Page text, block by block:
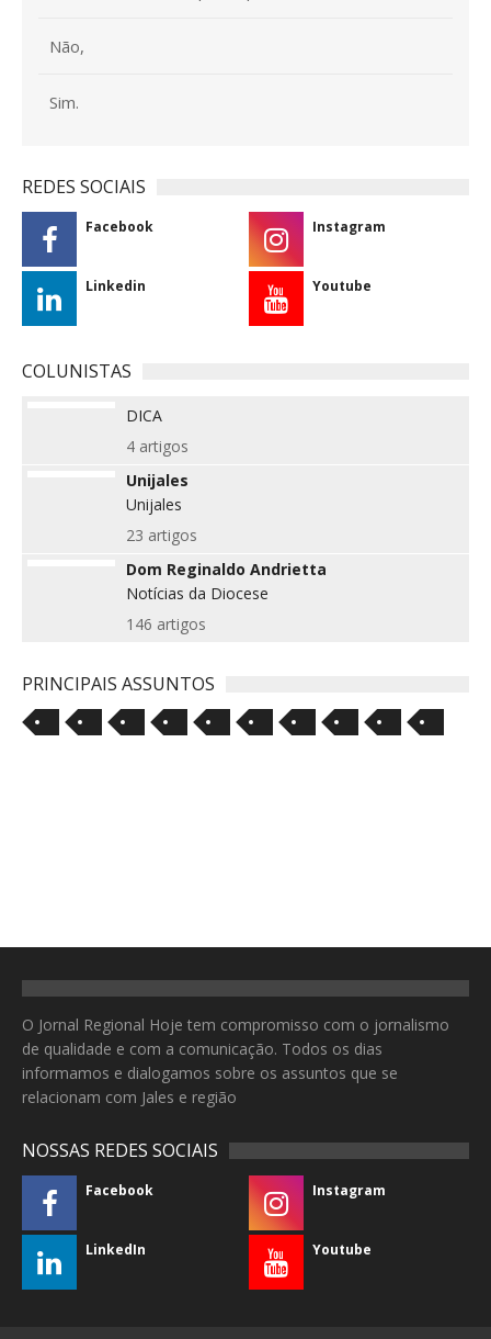
Não,
Sim.
REDES SOCIAIS
Facebook Instagram
Linkedin Youtube
COLUNISTAS
DICA
4 artigos
Unijales
Unijales
23 artigos
Dom Reginaldo Andrietta
Notícias da Diocese
146 artigos
PRINCIPAIS ASSUNTOS
O Jornal Regional Hoje tem compromisso com o jornalismo
de qualidade e com a comunicação. Todos os dias
informamos e dialogamos sobre os assuntos que se
relacionam com Jales e região
NOSSAS REDES SOCIAIS
Facebook Instagram
LinkedIn Youtube